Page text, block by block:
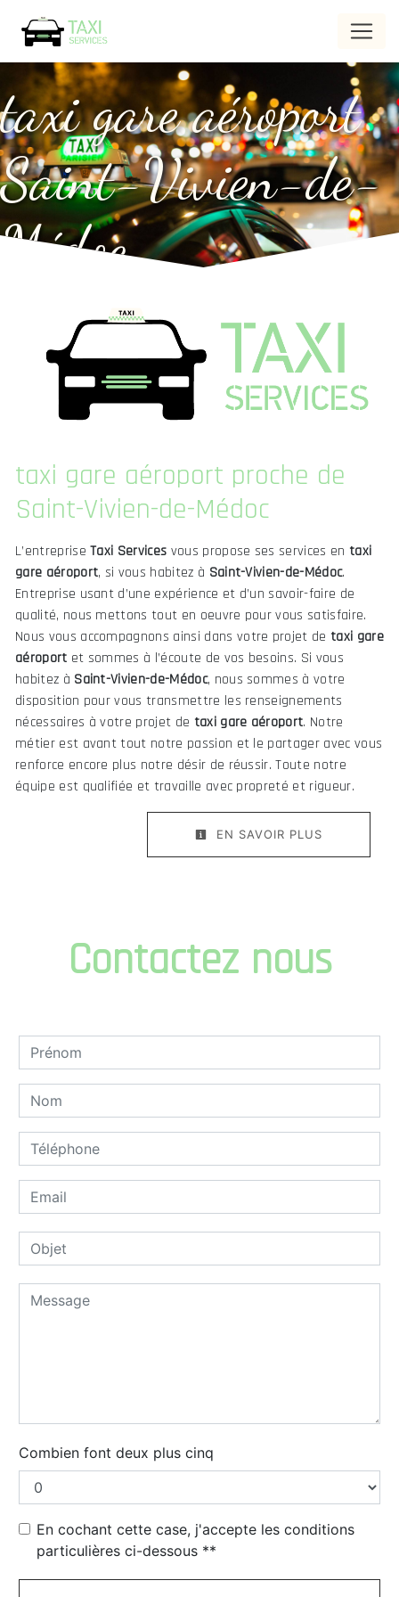
taxi gare aéroport
Saint-Vivien-de-
Médoc
taxi gare aéroport proche de
Saint-Vivien-de-Médoc
L’entrepriseTaxi Services vous propose ses services en taxi
gare aéroport, si vous habitez à Saint-Vivien-de-Médoc.
Entreprise usant d’une expérience et d’un savoir-faire de
qualité, nous mettons tout en oeuvre pour vous satisfaire.
Nous vous accompagnons ainsi dans votre projet de taxi gare
aéroport et sommes à l’écoute de vos besoins. Si vous
habitez à Saint-Vivien-de-Médoc, nous sommes à votre
disposition pour vous transmettre les renseignements
nécessaires à votre projet de taxi gare aéroport. Notre
métier est avant tout notre passion et le partager avec vous
renforce encore plus notre désir de réussir. Toute notre
équipe est qualifiée et travaille avec propreté et rigueur.
EN SAVOIR PLUS
Contactez nous
Combien font deux plus cinq
En cochant cette case, j'accepte les conditions
particulières ci-dessous **